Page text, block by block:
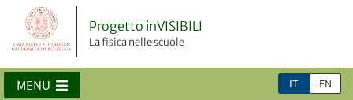
Progetto inVISIBILI
La fisica nelle scuole
IT EN
MENU